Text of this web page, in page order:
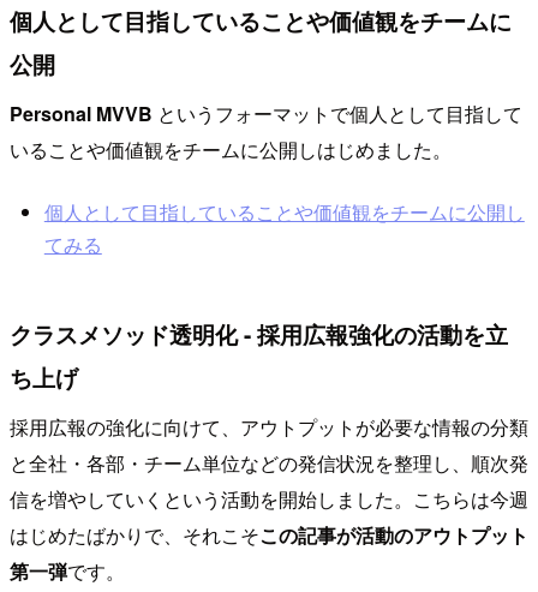
個人として目指していることや価値観をチームに
公開
Personal MVVB というフォーマットで個人として目指して
いることや価値観をチームに公開しはじめました。
個人として目指していることや価値観をチームに公開し
てみる
クラスメソッド透明化 - 採用広報強化の活動を立
ち上げ
採用広報の強化に向けて、アウトプットが必要な情報の分類
と全社・各部・チーム単位などの発信状況を整理し、順次発
信を増やしていくという活動を開始しました。こちらは今週
はじめたばかりで、それこそこの記事が活動のアウトプット
第一弾です。